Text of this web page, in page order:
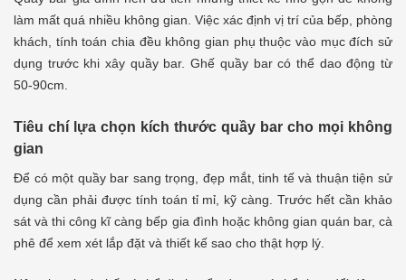
làm mất quá nhiều không gian. Việc xác định vị trí của bếp, phòng
khách, tính toán chia đều không gian phụ thuộc vào mục đích sử
dụng trước khi xây quầy bar. Ghế quầy bar có thể dao động từ
50-90cm.
Tiêu chí lựa chọn kích thước quầy bar cho mọi không
gian
Để có một quầy bar sang trọng, đẹp mắt, tinh tế và thuận tiện sử
dụng cần phải được tính toán tỉ mỉ, kỹ càng. Trước hết cần khảo
sát và thi công kĩ càng bếp gia đình hoặc không gian quán bar, cà
phê để xem xét lắp đặt và thiết kế sao cho thật hợp lý.